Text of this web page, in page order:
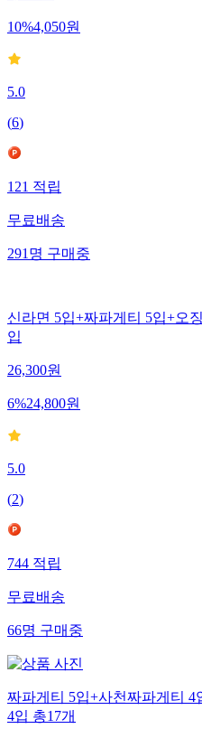
10%4,050원
5.0
(6)
121적립
무료배송
291명구매중
신라면 5입+짜파게티 5입+오
입
26,300원
6%24,800원
5.0
(2)
744적립
무료배송
66명구매중
짜파게티 5입+사천짜파게티
4입 총17개